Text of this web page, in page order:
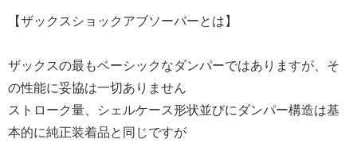
【ザックスショックアブソーバーとは】
ザックスの最もベーシックなダンパーではありますが、そ
の性能に妥協は一切ありません
ストローク量、シェルケース形状並びにダンパー構造は基
本的に純正装着品と同じですが